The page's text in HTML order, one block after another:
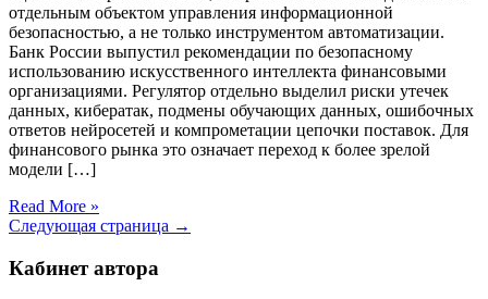
отдельным объектом управления информационной
безопасностью, а не только инструментом автоматизации.
Банк России выпустил рекомендации по безопасному
использованию искусственного интеллекта финансовыми
организациями. Регулятор отдельно выделил риски утечек
данных, кибератак, подмены обучающих данных, ошибочных
ответов нейросетей и компрометации цепочки поставок. Для
финансового рынка это означает переход к более зрелой
модели […]
Read More »
Следующая страница →
Кабинет автора